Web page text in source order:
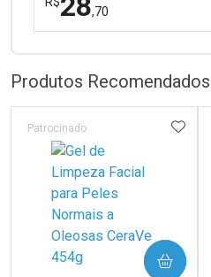
,70
Laboratório
Ativar Desconto
Por Menos
Produtos Recomendados
Patrocinado
COMPRAR